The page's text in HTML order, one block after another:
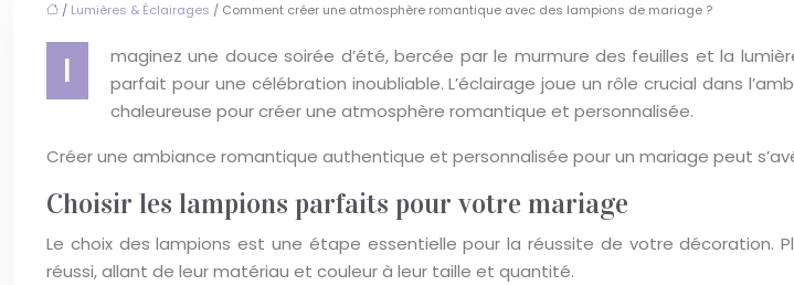
/ Lumières & Éclairages / Comment créer une atmosphère romantique avec des lampions de mariage ?
I
maginez une douce soirée d’été, bercée par le murmure des feuilles et la
parfait pour une célébration inoubliable. L’éclairage joue un rôle crucial dans
chaleureuse pour créer une atmosphère romantique et personnalisée.
Créer une ambiance romantique authentique et personnalisée pour un mariage peut
Choisir les lampions parfaits pour votre mariage
Le choix des lampions est une étape essentielle pour la réussite de votre
réussi, allant de leur matériau et couleur à leur taille et quantité.